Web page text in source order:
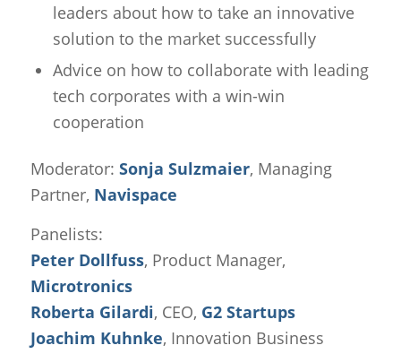
leaders about how to take an innovative
solution to the market successfully
Advice on how to collaborate with leading
tech corporates with a win-win
cooperation
Moderator: Sonja Sulzmaier, Managing
Partner, Navispace
Panelists:
Peter Dollfuss, Product Manager,
Microtronics
Roberta Gilardi, CEO, G2 Startups
Joachim Kuhnke, Innovation Business